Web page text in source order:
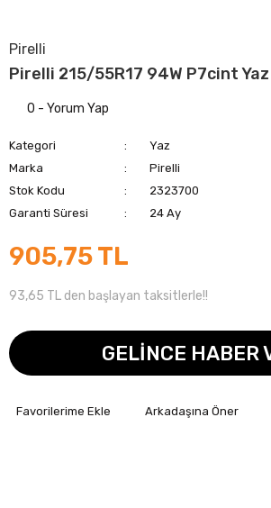
Pirelli
Pirelli 215/55R17 94W P7cint
0 - Yorum Yap
Kategori
Yaz
Marka
Pirelli
Stok Kodu
2323700
Garanti Süresi
24 Ay
905,75 TL
93,65 TL den başlayan taksitlerle!!
GELİNCE HABER
Arkadaşına Öner